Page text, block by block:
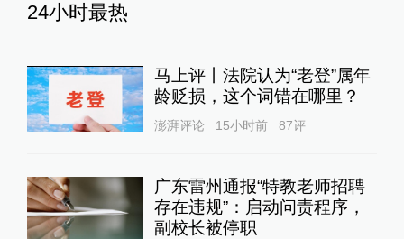
24小时最热
马上评丨法院认为“老登”属年
龄贬损，这个词错在哪里？
澎湃评论 15小时前 87评
广东雷州通报“特教老师招聘
存在违规”：启动问责程序，
副校长被停职